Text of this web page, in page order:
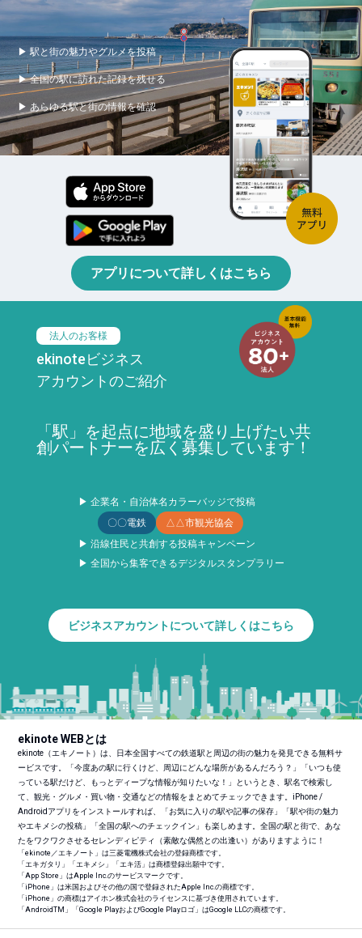
▶ 駅と街の魅力やグルメを投稿
▶ 全国の駅に訪れた記録を残せる
▶ あらゆる駅と街の情報を確認
アプリについて詳しくはこちら
法人のお客様
ekinoteビジネス
アカウントのご紹介
「駅」を起点に地域を盛り上げたい共
創パートナーを広く募集しています！
▶ 企業名・自治体名カラーバッジで投稿
〇〇電鉄
△△市観光協会
▶ 沿線住民と共創する投稿キャンペーン
▶ 全国から集客できるデジタルスタンプラリー
ビジネスアカウントについて詳しくはこちら
ekinote WEBとは
ekinote（エキノート）は、日本全国すべての鉄道駅と周辺の街の魅力を発見できる無料サ
ービスです。「今度あの駅に行くけど、周辺にどんな場所があるんだろう？」「いつも使
っている駅だけど、もっとディープな情報が知りたいな！」というとき、駅名で検索し
て、観光・グルメ・買い物・交通などの情報をまとめてチェックできます。iPhone /
Androidアプリをインストールすれば、「お気に入りの駅や記事の保存」「駅や街の魅力
やエキメシの投稿」「全国の駅へのチェックイン」も楽しめます。全国の駅と街で、あな
たをワクワクさせるセレンディピティ（素敵な偶然との出逢い）がありますように！
「ekinote／エキノート」は三菱電機株式会社の登録商標です。
「エキガタリ」「エキメシ」「エキ活」は商標登録出願中です。
「App Store」はApple Inc.のサービスマークです。
「iPhone」は米国およびその他の国で登録されたApple Inc.の商標です。
「iPhone」の商標はアイホン株式会社のライセンスに基づき使用されています。
「AndroidTM 」「Google PlayおよびGoogle Playロゴ」はGoogle LLCの商標です。